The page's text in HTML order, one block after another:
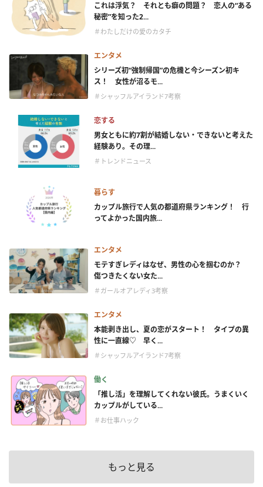
これは浮気？ それとも癖の問題？ 恋人の“ある
秘密”を知った2...
＃わたしだけの愛のカタチ
エンタメ
シリーズ初“強制帰国”の危機と今シーズン初キ
ス！ 女性が沼るモ...
＃シャッフルアイランド7考察
恋する
男女ともに約7割が結婚しない・できないと考えた
経験あり。その理...
＃トレンドニュース
暮らす
カップル旅行で人気の都道府県ランキング！ 行
ってよかった国内旅...
エンタメ
モテすぎレディはなぜ、男性の心を掴むのか？
傷つきたくない女た...
＃ガールオアレディ3考察
エンタメ
本能剥き出し、夏の恋がスタート！ タイプの異
性に一直線♡ 早く...
＃シャッフルアイランド7考察
働く
「推し活」を理解してくれない彼氏。うまくいく
カップルがしている...
＃お仕事ハック
もっと見る